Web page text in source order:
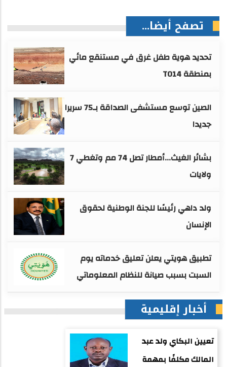
تصفح أيضا...
تحديد هوية طفل غرق في مستنقع مائي
بمنطقة TO14
الصين توسع مستشفى الصداقة بـ75 سريرا
جديدا
بشائر الغيث...أمطار تصل 74 مم وتغطي 7
ولايات
ولد داهي رئيسًا للجنة الوطنية لحقوق
الإنسان
تطبيق هويتي يعلن تعليق خدماته يوم
السبت بسبب صيانة للنظام المعلوماتي
أخبار إقليمية
تعيين البكاي ولد عبد
المالك مكلفًا بمهمة